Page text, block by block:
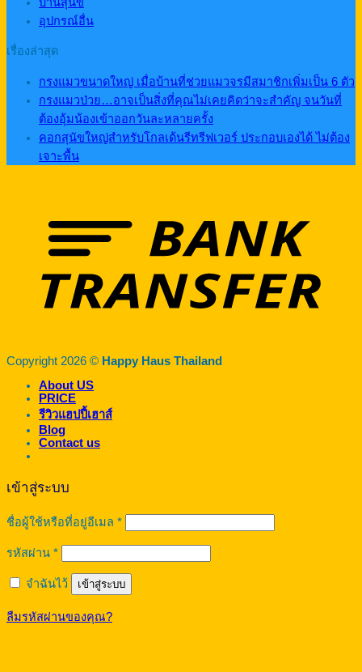
อุปกรณ์อื่น
เรื่องล่าสุด
กรงแมวขนาดใหญ่ เมื่อบ้านที่ช่วยแมวจรมีสมาชิกเพิ่มเป็น 6 ตัว
กรงแมวป่วย…อาจเป็นสิ่งที่คุณไม่เคยคิดว่าจะสำคัญ จนวันที่
ต้องอุ้มน้องเข้าออกวันละหลายครั้ง
คอกสุนัขใหญ่สำหรับโกลเด้นรีทรีฟเวอร์ ประกอบเองได้ ไม่ต้อง
เจาะพื้น
Copyright 2026 © Happy Haus Thailand
About US
PRICE
รีวิวแฮปปี้เฮาส์
Blog
Contact us
เข้าสู่ระบบ
ชื่อผู้ใช้หรือที่อยู่อีเมล *ต้องการ
รหัสผ่าน *ต้องการ
จำฉันไว้ เข้าสู่ระบบ
ลืมรหัสผ่านของคุณ?